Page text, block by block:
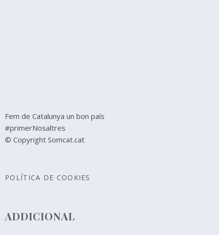
Fem de Catalunya un bon país
#primerNosaltres
© Copyright Somcat.cat
POLÍTICA DE COOKIES
ADDICIONAL